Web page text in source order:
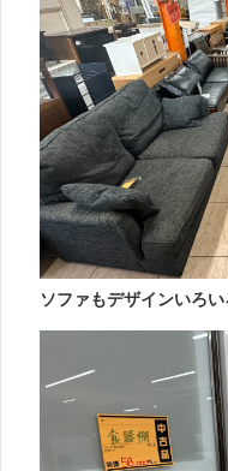
ソファもデザインいろ